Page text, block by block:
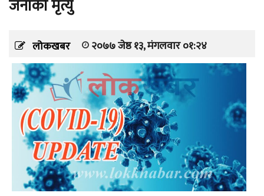
जनाको मृत्यु
लोकखबर २०७७ जेष्ठ १३, मंगलवार ०१:२४